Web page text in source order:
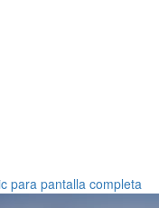
para pantalla completa